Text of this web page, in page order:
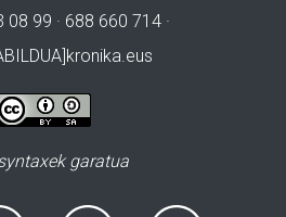
08 99 · 688 660 714 ·
garatua